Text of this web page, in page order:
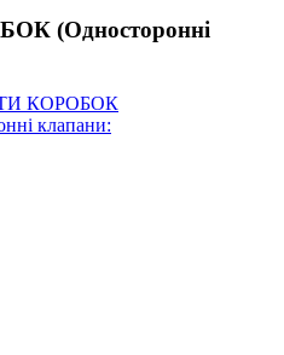
(Односторонні
КОРОБОК
клапани: